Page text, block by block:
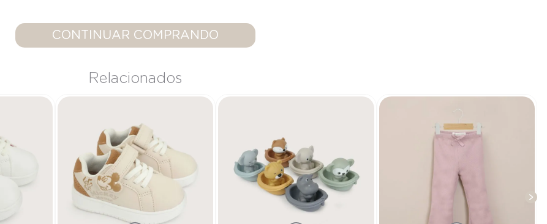
CONTINUAR COMPRANDO
Relacionados
10. poleron